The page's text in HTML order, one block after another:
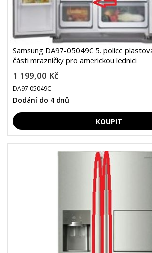
Samsung DA97-05049C 5. police
části mrazničky pro americkou lednici
1 199,00 Kč
DA97-05049C
Dodání do 4 dnů